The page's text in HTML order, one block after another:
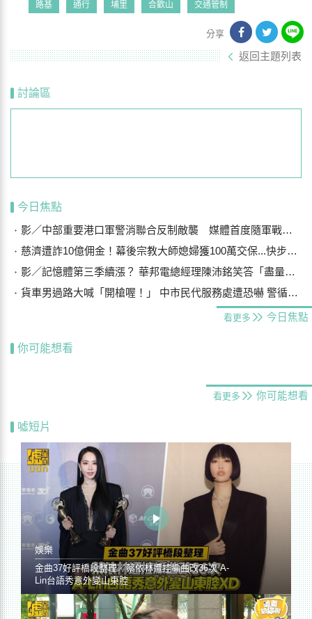
路基 通行 埔里 合歡山 交通管制
分享
返回主題列表
討論區
今日焦點
影／中部重要港口軍警消聯合反制敵襲 媒體首度隨軍戰鬥演練
慈濟遭詐10億佣金！幕後宗教大師媳婦獲100萬交保...快步奔離不發一語
影／記憶體第三季續漲？ 華邦電總經理陳沛銘笑答「盡量不要漲太多」
貨車男過路大喊「開槍喔！」 中市民代服務處遭恐嚇 警循線追緝
看更多 今日焦點
你可能想看
看更多 你可能想看
噓短片
娛樂
金曲37好評橋段整理／蔡依林遭控編曲改36次 A-
Lin台語秀意外變山東腔